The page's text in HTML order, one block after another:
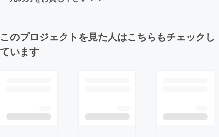
このプロジェクトを見た人はこちらもチェックし
ています